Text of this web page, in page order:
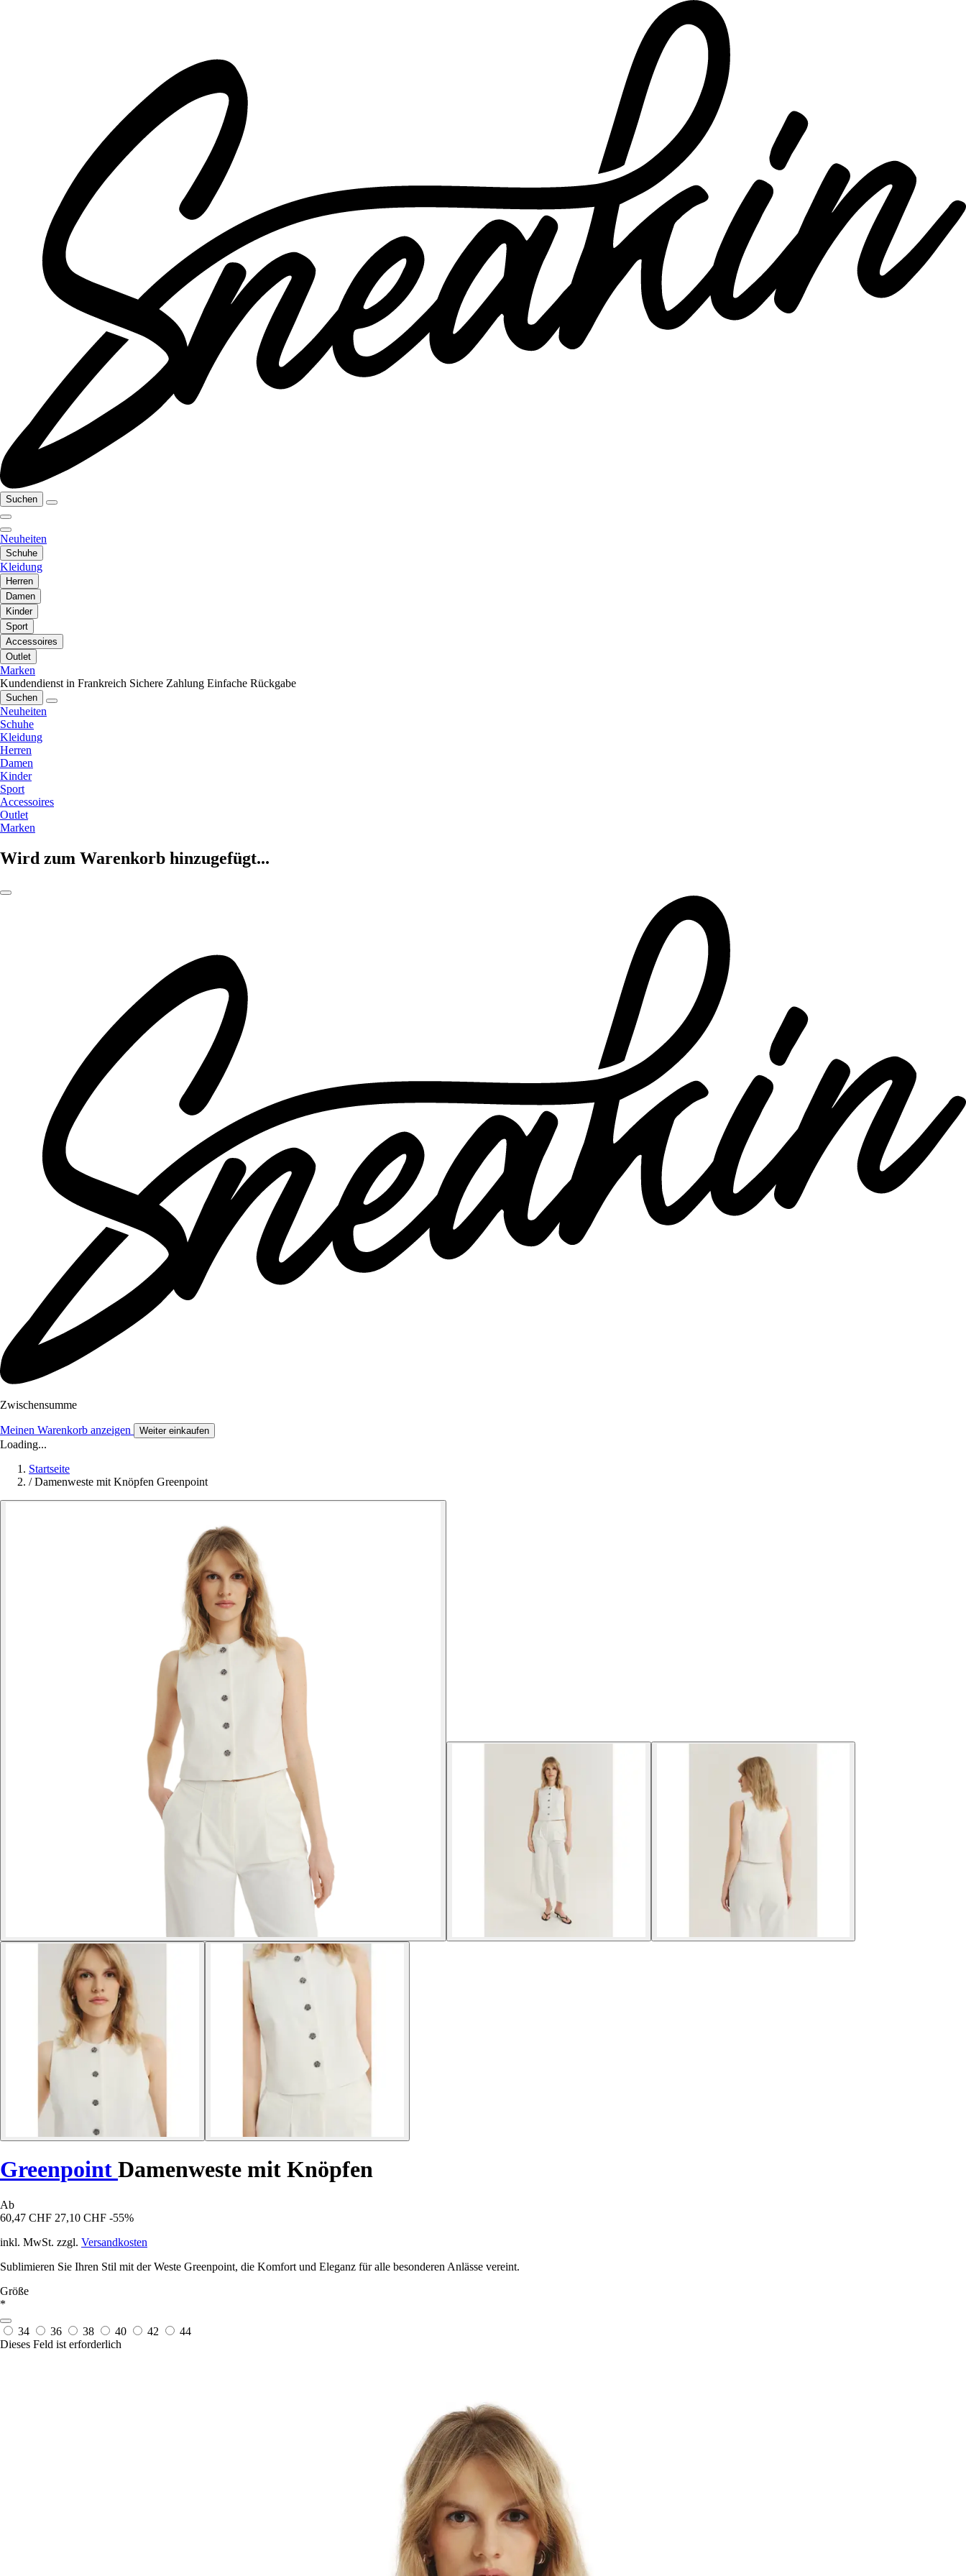
Suchen
Neuheiten
Schuhe
Kleidung
Herren
Damen
Kinder
Sport
Accessoires
Outlet
Marken
Kundendienst in Frankreich Sichere Zahlung Einfache Rückgabe
Suchen
Neuheiten
Schuhe
Kleidung
Herren
Damen
Kinder
Sport
Accessoires
Outlet
Marken
Wird zum Warenkorb hinzugefügt...
Zwischensumme
Meinen Warenkorb anzeigen Weiter einkaufen
Loading...
Startseite
/ Damenweste mit Knöpfen Greenpoint
Greenpoint Damenweste mit Knöpfen
Ab
60,47 CHF 27,10 CHF -55%
inkl. MwSt. zzgl. Versandkosten
Sublimieren Sie Ihren Stil mit der Weste Greenpoint, die Komfort und Eleganz für alle besonderen Anlässe vereint.
Größe
*
34 36 38 40 42
44
Dieses Feld ist erforderlich